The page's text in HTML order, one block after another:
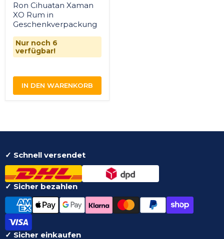
Ron Cihuatan Xaman
XO Rum in
Geschenkverpackung
Nur noch 6
verfügbar!
IN DEN WARENKORB
✓ Schnell versendet
✓ Sicher bezahlen
✓ Sicher einkaufen